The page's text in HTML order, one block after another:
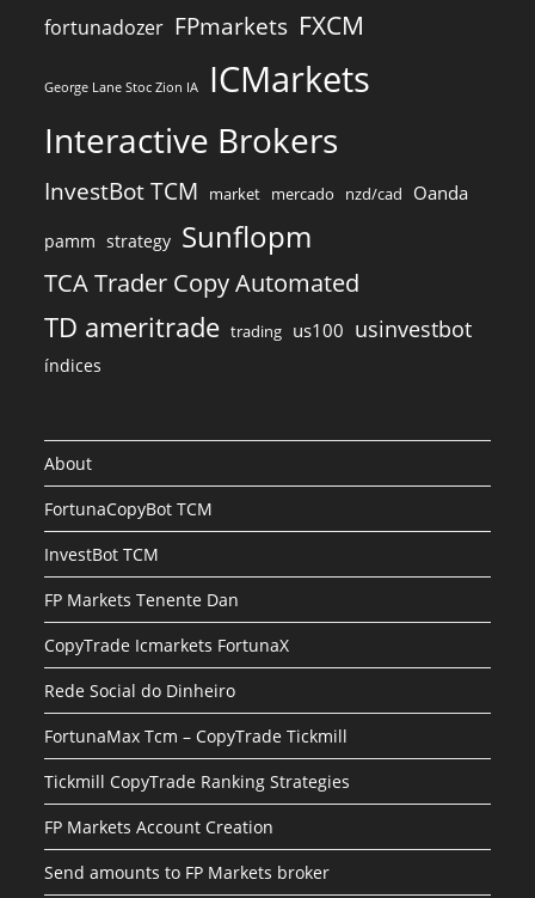
fortunadozer FPmarkets FXCM
George Lane Stoc Zion IA ICMarkets
Interactive Brokers
InvestBot TCM market mercado nzd/cad Oanda
pamm strategy Sunflopm
TCA Trader Copy Automated
TD ameritrade trading us100 usinvestbot
índices
About
FortunaCopyBot TCM
InvestBot TCM
FP Markets Tenente Dan
CopyTrade Icmarkets FortunaX
Rede Social do Dinheiro
FortunaMax Tcm – CopyTrade Tickmill
Tickmill CopyTrade Ranking Strategies
FP Markets Account Creation
Send amounts to FP Markets broker